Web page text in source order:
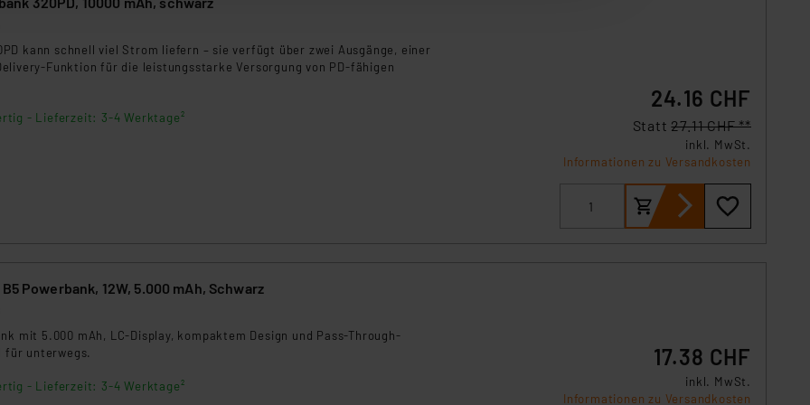
personenbezogene Daten in den USA. Ihre Einwilligung zur Einbindung von Cookies
ggf. auch die Verarbeitung Ihrer Daten in den USA gemäß Art. 49 (1) lit. a DSGVO.
und zu der jeweiligen Datenübermittlung erhalten Sie in der Datenschutzerklärung.
der EU. Dies bedeutet, dass die USA als Land mit unzureichendem
eingestuft wird. So besteht etwa das Risiko, dass US-Behörden personenbezogene
verarbeiten, ohne dass hiergegen Klagemöglichkeiten für Europäer bestehen.
Dienstleistern stützt sich auf die Standarddatenschutzklauseln der Europäischen
kann schnell viel Strom liefern – sie verfügt über zwei Ausgänge, einer
Funktion für die leistungsstarke Versorgung von PD-fähigen
- Lieferzeit: 3-4 Werktage²
24.16 CHF
Statt27.11 CHF **
inkl. MwSt.
Informationen zu Versandkosten
Powerbank, 12W, 5.000 mAh, Schwarz
mit 5.000 mAh, LC-Display, kompaktem Design und Pass-Through-
für unterwegs.
- Lieferzeit: 3-4 Werktage²
17.38 CHF
inkl. MwSt.
Informationen zu Versandkosten